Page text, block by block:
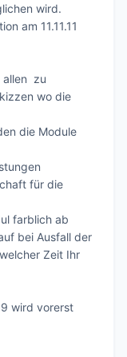
wird.
am 11.11.11
wo die
Zeit Ihr
wird vorerst